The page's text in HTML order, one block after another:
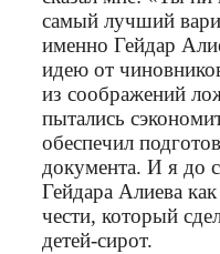
самый лучший
именно Гейдар
идею от
из соображений
пытались
обеспечил
документа. И я до
Гейдара Алиева
чести, который
детей-сирот.